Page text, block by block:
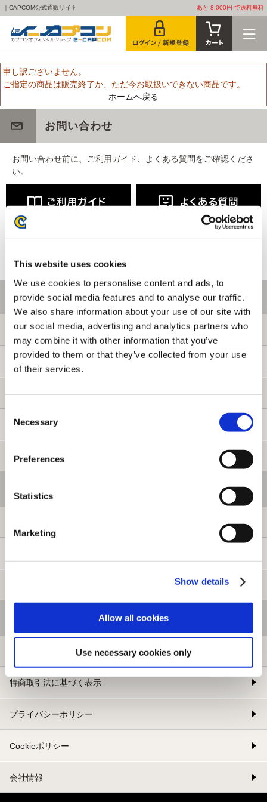
This website uses cookies
We use cookies to personalise content and ads, to
provide social media features and to analyse our traffic.
We also share information about your use of our site with
our social media, advertising and analytics partners who
may combine it with other information that you’ve
provided to them or that they’ve collected from your use
of their services.
Consent
Selection
Necessary
Preferences
Statistics
Marketing
Show details
Allow all cookies
Use necessary cookies only
｜CAPCOM公式通販サイト あと 8,000円 で送料無料
申し訳ございません。
ご指定の商品は販売終了か、ただ今お取扱いできない商品です。
ホームへ戻る
お問い合わせ
お問い合わせ前に、ご利用ガイド、よくある質問をご確認くださ
い。
ご利用情報
初めての方へ
ご利用ガイド
よくある質問
お問い合わせ
提携サイト募集
会員メニュー
特商取引法に基づく表示
プライバシーポリシー
Cookieポリシー
会社情報